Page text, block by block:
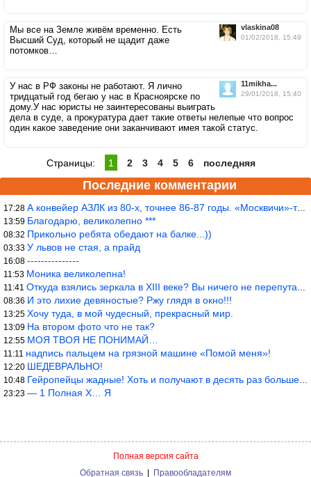
vlaskina08
01/02/2018, 15:49
Мы все на Земле живём временно. Есть
Высший Суд, который не щадит даже
потомков…
11mikha...
29/01/2018, 15:40
У нас в РФ законы не работают. Я лично
тридцатый год бегаю у нас в Красноярске по
дому.У нас юристы не заинтересованы выиграть
дела в суде, а прокуратура дает такие ответы нелепые что вопрос
один какое заведение они заканчивают имея такой статус.
Страницы: 1 2 3 4 5 6 последняя
Последние комментарии
17:28 А конвейер АЗЛК из 80-х, точнее 86-87 годы. «Москвичи»-то из пер
13:59 Благодарю, великолепно ***
08:32 Прикольно ребята обедают на балке...))
03:33 У львов не стая, а прайд
16:08 ---------------
11:53 Моника великолепна!
11:41 Откуда взялись зеркала в XIII веке? Вы ничего не перепутали?
08:36 И это лихие девяностые? Ржу глядя в окно!!!
13:25 Хочу туда, в мой чудесный, прекрасный мир.
13:09 На втором фото что не так?
12:55 МОЯ ТВОЯ НЕ ПОНИМАЙ…
11:11 надпись пальцем на грязной машине «Помой меня»!
12:20 ШЕДЕВРАЛЬНО!
10:48 Гейропейцы жадные! Хоть и получают в десять раз больше жителей б
23:23 — 1 Полная Х… Я
Полная версия сайта
Обратная связь | Правообладателям